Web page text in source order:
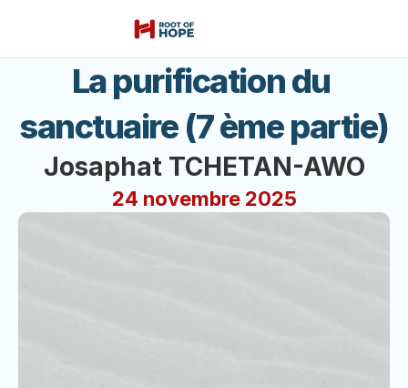
La purification du
sanctuaire (7 ème partie)
Josaphat TCHETAN-AWO
24 novembre 2025